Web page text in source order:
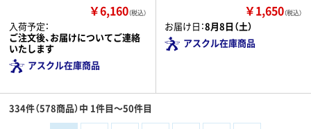
￥6,160（税込）
入荷予定：
ご注文後、お届けについてご連絡
いたします
アスクル在庫商品
￥1,650（税込）
お届け日：8月8日（土）
アスクル在庫商品
334件（578商品）中 1件目～50件目